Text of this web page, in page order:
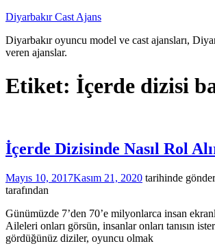
İçeriğe
Diyarbakır Cast Ajans
Diyarbakır oyuncu model ve cast ajansları,
veren ajanslar.
Etiket: İçerde dizisi
İçerde Dizisinde Nasıl Rol
Mayıs 10, 2017Kasım 21, 2020 tarihinde
tarafından
Günümüzde 7’den 70’e milyonlarca insan
Aileleri onları görsün, insanlar onları tanısın
gördüğünüz diziler, oyuncu olmak